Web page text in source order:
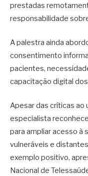
prestadas
responsabilidade
A palestra ainda
consentimento
pacientes,
capacitação digital
Apesar das críticas ao
especialista
para ampliar acesso à
vulneráveis e
exemplo positivo,
Nacional de